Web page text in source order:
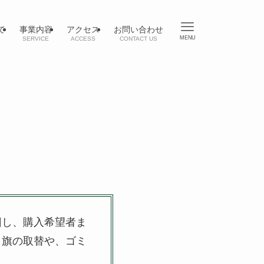
事業内容
SERVICE
アクセス
ACCESS
お問い合わせ
CONTACT US MENU
、購入希望者ま
の取替や、ゴミ